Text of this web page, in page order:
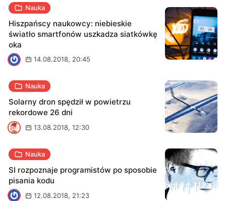
Nauka
Hiszpańscy naukowcy: niebieskie
światło smartfonów uszkadza siatkówkę
oka
J
14.08.2018, 20:45
Nauka
Solarny dron spędził w powietrzu
rekordowe 26 dni
S
13.08.2018, 12:30
Nauka
SI rozpoznaje programistów po sposobie
pisania kodu
J
12.08.2018, 21:23